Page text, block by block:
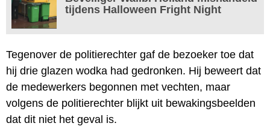
tijdens Halloween Fright Night
Tegenover de politierechter gaf de bezoeker toe dat
hij drie glazen wodka had gedronken. Hij beweert dat
de medewerkers begonnen met vechten, maar
volgens de politierechter blijkt uit bewakingsbeelden
dat dit niet het geval is.